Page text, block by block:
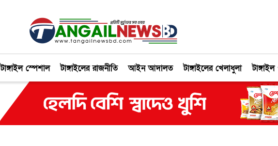
টাঙ্গাইল স্পেশাল টাঙ্গাইলের রাজনীতি আইন আদালত টাঙ্গাইলের খেলাধুলা টাঙ্গাইল